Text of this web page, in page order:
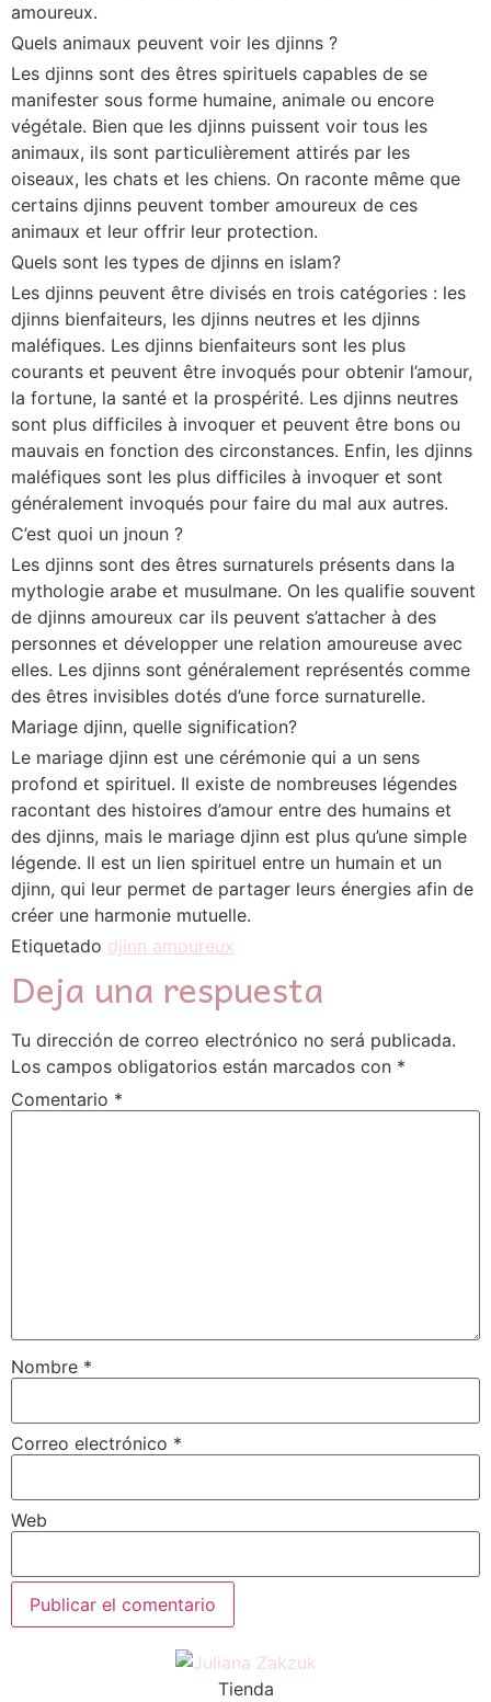
amoureux.
Quels animaux peuvent voir les djinns ?
Les djinns sont des êtres spirituels capables de se
manifester sous forme humaine, animale ou encore
végétale. Bien que les djinns puissent voir tous les
animaux, ils sont particulièrement attirés par les
oiseaux, les chats et les chiens. On raconte même que
certains djinns peuvent tomber amoureux de ces
animaux et leur offrir leur protection.
Quels sont les types de djinns en islam?
Les djinns peuvent être divisés en trois catégories : les
djinns bienfaiteurs, les djinns neutres et les djinns
maléfiques. Les djinns bienfaiteurs sont les plus
courants et peuvent être invoqués pour obtenir l’amour,
la fortune, la santé et la prospérité. Les djinns neutres
sont plus difficiles à invoquer et peuvent être bons ou
mauvais en fonction des circonstances. Enfin, les djinns
maléfiques sont les plus difficiles à invoquer et sont
généralement invoqués pour faire du mal aux autres.
C’est quoi un jnoun ?
Les djinns sont des êtres surnaturels présents dans la
mythologie arabe et musulmane. On les qualifie souvent
de djinns amoureux car ils peuvent s’attacher à des
personnes et développer une relation amoureuse avec
elles. Les djinns sont généralement représentés comme
des êtres invisibles dotés d’une force surnaturelle.
Mariage djinn, quelle signification?
Le mariage djinn est une cérémonie qui a un sens
profond et spirituel. Il existe de nombreuses légendes
racontant des histoires d’amour entre des humains et
des djinns, mais le mariage djinn est plus qu’une simple
légende. Il est un lien spirituel entre un humain et un
djinn, qui leur permet de partager leurs énergies afin de
créer une harmonie mutuelle.
Etiquetado djinn amoureux
Deja una respuesta
Tu dirección de correo electrónico no será publicada.
Los campos obligatorios están marcados con *
Comentario *
Nombre *
Correo electrónico *
Web
Tienda